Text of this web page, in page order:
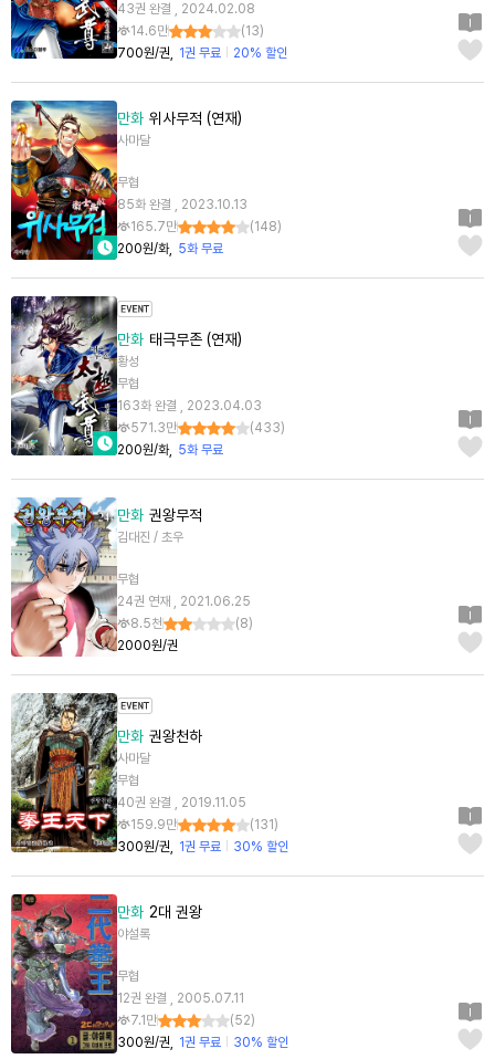
43권 완결 , 2024.02.08
14.6만
(13)
700원/권
1권 무료 20% 할인
만화 위사무적 (연재)
사마달
무협
85화 완결 , 2023.10.13
165.7만
(148)
200원/화
5화 무료
만화 태극무존 (연재)
황성
무협
163화 완결 , 2023.04.03
571.3만
(433)
200원/화
5화 무료
만화 권왕무적
김대진 / 초우
무협
24권 연재 , 2021.06.25
8.5천
(8)
2000원/권
만화 권왕천하
사마달
무협
40권 완결 , 2019.11.05
159.9만
(131 )
300원/권
1권 무료 30% 할인
만화 2대 권왕
야설록
무협
12권 완결 , 2005.07.11
7.1만
(52)
300원/권
1권 무료 30% 할인